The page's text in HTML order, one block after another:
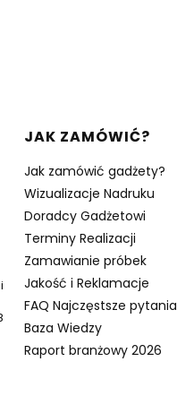
Linki w stopce
JAK ZAMÓWIĆ?
Jak zamówić gadżety?
Wizualizacje Nadruku
Doradcy Gadżetowi
Terminy Realizacji
Zamawianie próbek
Jakość i Reklamacje
FAQ Najczęstsze pytania
Baza Wiedzy
Raport branżowy 2026